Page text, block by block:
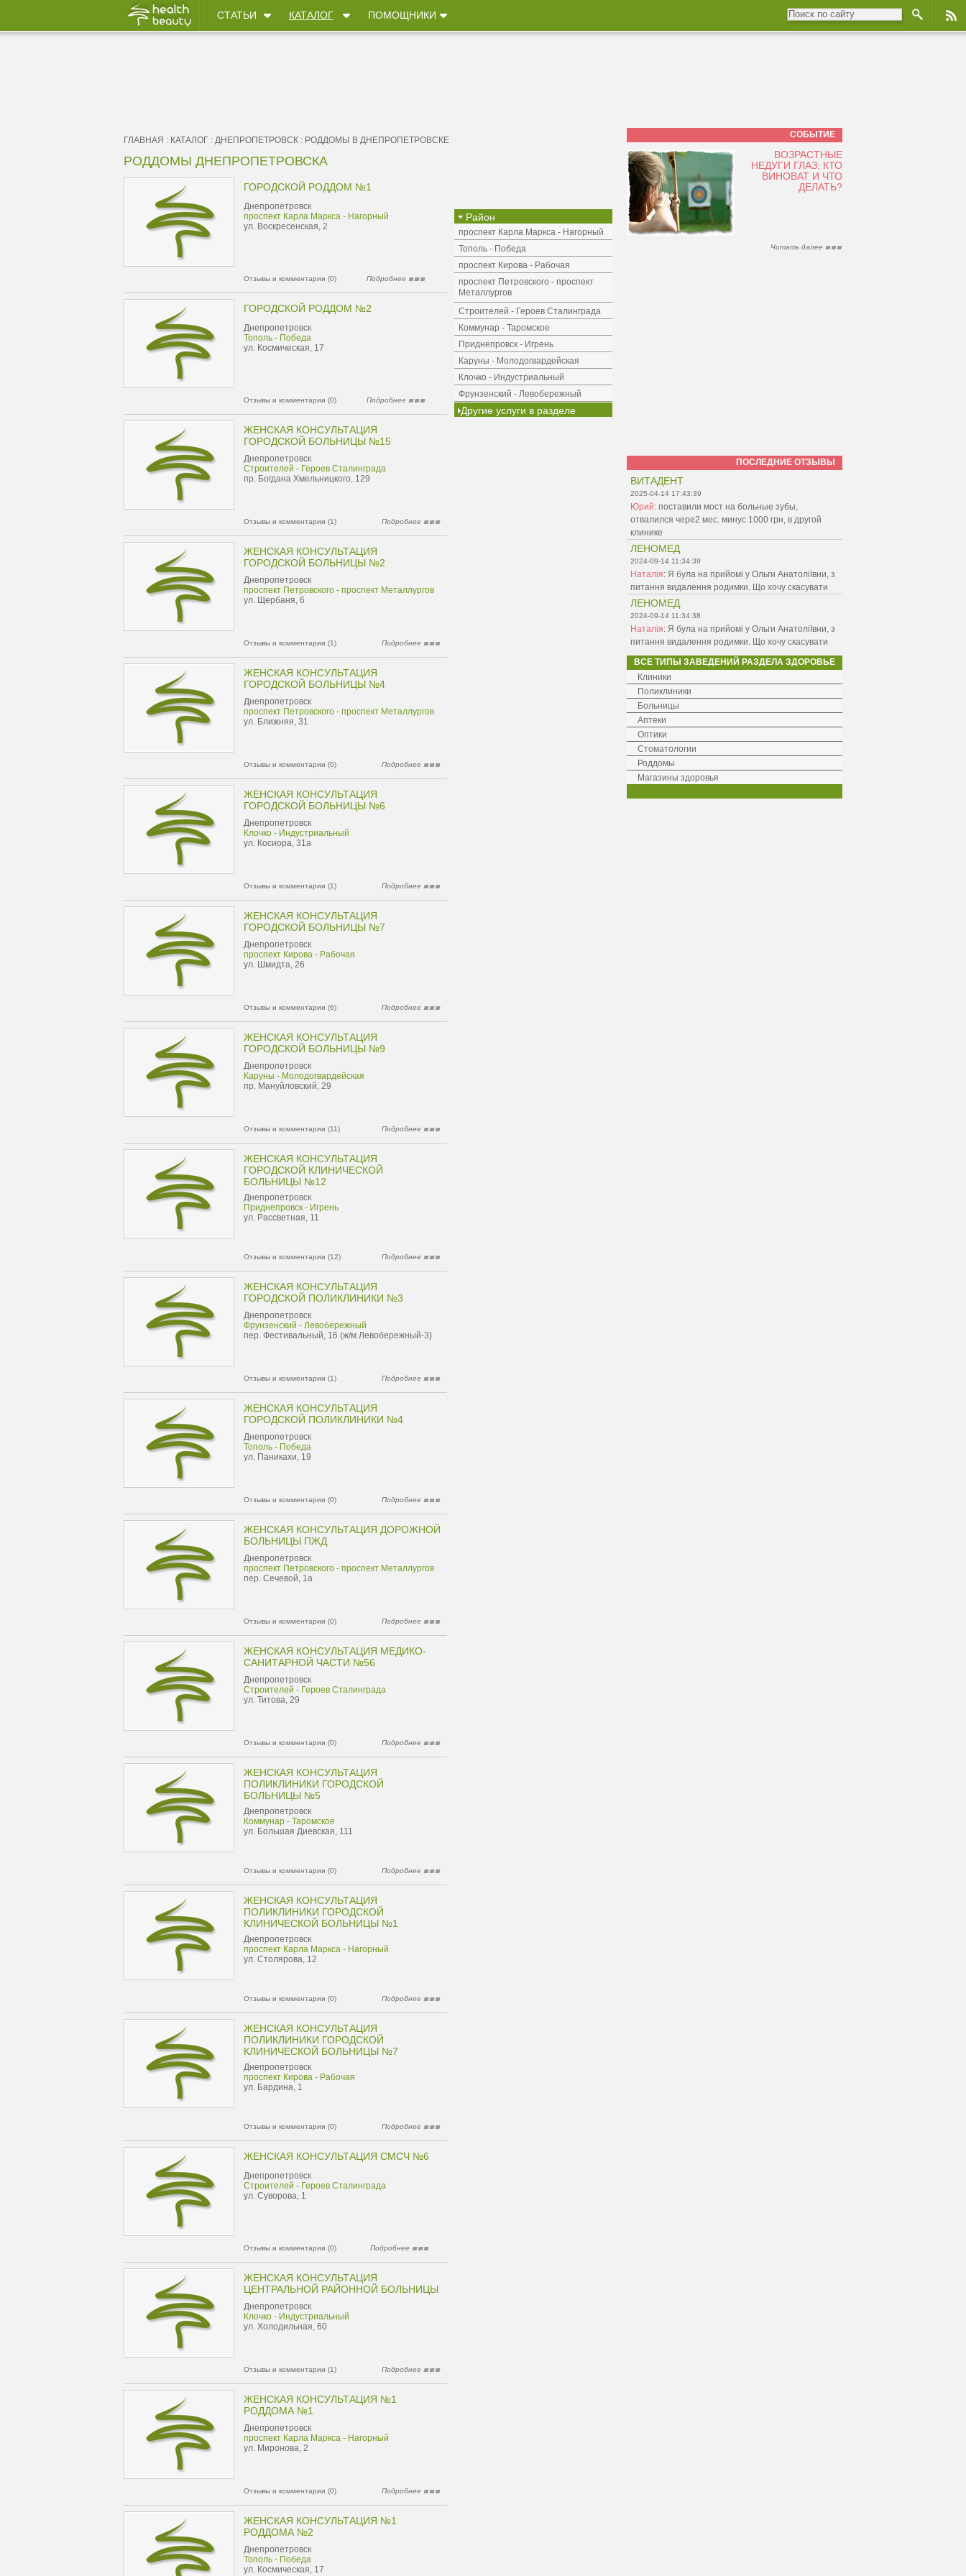
СТАТЬИ КАТАЛОГ ПОМОЩНИКИ
ГЛАВНАЯ : КАТАЛОГ : ДНЕПРОПЕТРОВСК : РОДДОМЫ В ДНЕПРОПЕТРОВСКЕ
РОДДОМЫ ДНЕПРОПЕТРОВСКА
ГОРОДСКОЙ РОДДОМ №1
Днепропетровск
проспект Карла Маркса - Нагорный
ул. Воскресенская, 2
Отзывы и комментарии (0) Подробнее
ГОРОДСКОЙ РОДДОМ №2
Днепропетровск
Тополь - Победа
ул. Космическая, 17
Отзывы и комментарии (0) Подробнее
ЖЕНСКАЯ КОНСУЛЬТАЦИЯ
ГОРОДСКОЙ БОЛЬНИЦЫ №15
Днепропетровск
Строителей - Героев Сталинграда
пр. Богдана Хмельницкого, 129
Отзывы и комментарии (1) Подробнее
ЖЕНСКАЯ КОНСУЛЬТАЦИЯ
ГОРОДСКОЙ БОЛЬНИЦЫ №2
Днепропетровск
проспект Петровского - проспект Металлургов
ул. Щербаня, 6
Отзывы и комментарии (1) Подробнее
ЖЕНСКАЯ КОНСУЛЬТАЦИЯ
ГОРОДСКОЙ БОЛЬНИЦЫ №4
Днепропетровск
проспект Петровского - проспект Металлургов
ул. Ближняя, 31
Отзывы и комментарии (0) Подробнее
ЖЕНСКАЯ КОНСУЛЬТАЦИЯ
ГОРОДСКОЙ БОЛЬНИЦЫ №6
Днепропетровск
Клочко - Индустриальный
ул. Косиора, 31а
Отзывы и комментарии (1) Подробнее
ЖЕНСКАЯ КОНСУЛЬТАЦИЯ
ГОРОДСКОЙ БОЛЬНИЦЫ №7
Днепропетровск
проспект Кирова - Рабочая
ул. Шмидта, 26
Отзывы и комментарии (6) Подробнее
ЖЕНСКАЯ КОНСУЛЬТАЦИЯ
ГОРОДСКОЙ БОЛЬНИЦЫ №9
Днепропетровск
Каруны - Молодогвардейская
пр. Мануйловский, 29
Отзывы и комментарии (11) Подробнее
ЖЕНСКАЯ КОНСУЛЬТАЦИЯ
ГОРОДСКОЙ КЛИНИЧЕСКОЙ
БОЛЬНИЦЫ №12
Днепропетровск
Приднепровск - Игрень
ул. Рассветная, 11
Отзывы и комментарии (12) Подробнее
ЖЕНСКАЯ КОНСУЛЬТАЦИЯ
ГОРОДСКОЙ ПОЛИКЛИНИКИ №3
Днепропетровск
Фрунзенский - Левобережный
пер. Фестивальный, 16 (ж/м Левобережный-3)
Отзывы и комментарии (1) Подробнее
ЖЕНСКАЯ КОНСУЛЬТАЦИЯ
ГОРОДСКОЙ ПОЛИКЛИНИКИ №4
Днепропетровск
Тополь - Победа
ул. Паникахи, 19
Отзывы и комментарии (0) Подробнее
ЖЕНСКАЯ КОНСУЛЬТАЦИЯ ДОРОЖНОЙ
БОЛЬНИЦЫ ПЖД
Днепропетровск
проспект Петровского - проспект Металлургов
пер. Сечевой, 1а
Отзывы и комментарии (0) Подробнее
ЖЕНСКАЯ КОНСУЛЬТАЦИЯ МЕДИКО-
САНИТАРНОЙ ЧАСТИ №56
Днепропетровск
Строителей - Героев Сталинграда
ул. Титова, 29
Отзывы и комментарии (0) Подробнее
ЖЕНСКАЯ КОНСУЛЬТАЦИЯ
ПОЛИКЛИНИКИ ГОРОДСКОЙ
БОЛЬНИЦЫ №5
Днепропетровск
Коммунар - Таромское
ул. Большая Диевская, 111
Отзывы и комментарии (0) Подробнее
ЖЕНСКАЯ КОНСУЛЬТАЦИЯ
ПОЛИКЛИНИКИ ГОРОДСКОЙ
КЛИНИЧЕСКОЙ БОЛЬНИЦЫ №1
Днепропетровск
проспект Карла Маркса - Нагорный
ул. Столярова, 12
Отзывы и комментарии (0) Подробнее
ЖЕНСКАЯ КОНСУЛЬТАЦИЯ
ПОЛИКЛИНИКИ ГОРОДСКОЙ
КЛИНИЧЕСКОЙ БОЛЬНИЦЫ №7
Днепропетровск
проспект Кирова - Рабочая
ул. Бардина, 1
Отзывы и комментарии (0) Подробнее
ЖЕНСКАЯ КОНСУЛЬТАЦИЯ СМСЧ №6
Днепропетровск
Строителей - Героев Сталинграда
ул. Суворова, 1
Отзывы и комментарии (0) Подробнее
ЖЕНСКАЯ КОНСУЛЬТАЦИЯ
ЦЕНТРАЛЬНОЙ РАЙОННОЙ БОЛЬНИЦЫ
Днепропетровск
Клочко - Индустриальный
ул. Холодильная, 60
Отзывы и комментарии (1) Подробнее
ЖЕНСКАЯ КОНСУЛЬТАЦИЯ №1
РОДДОМА №1
Днепропетровск
проспект Карла Маркса - Нагорный
ул. Миронова, 2
Отзывы и комментарии (0) Подробнее
ЖЕНСКАЯ КОНСУЛЬТАЦИЯ №1
РОДДОМА №2
Днепропетровск
Тополь - Победа
ул. Космическая, 17
Район
проспект Карла Маркса - Нагорный
Тополь - Победа
проспект Кирова - Рабочая
проспект Петровского - проспект
Металлургов
Строителей - Героев Сталинграда
Коммунар - Таромское
Приднепровск - Игрень
Каруны - Молодогвардейская
Клочко - Индустриальный
Фрунзенский - Левобережный
Другие услуги в разделе
СОБЫТИЕ
ВОЗРАСТНЫЕ
НЕДУГИ ГЛАЗ: КТО
ВИНОВАТ И ЧТО
ДЕЛАТЬ?
Читать далее
ПОСЛЕДНИЕ ОТЗЫВЫ
ВИТАДЕНТ
2025-04-14 17:43:39
Юрий: поставили мост на больные зубы,
отвалился чере2 мес. минус 1000 грн, в другой
клинике
ЛЕНОМЕД
2024-09-14 11:34:39
Наталія: Я була на прийомі у Ольги АнатоліІвни, з
питання видалення родимки. Що хочу скасувати
ЛЕНОМЕД
2024-09-14 11:34:38
Наталія: Я була на прийомі у Ольги АнатоліІвни, з
питання видалення родимки. Що хочу скасувати
ВСЕ ТИПЫ ЗАВЕДЕНИЙ РАЗДЕЛА ЗДОРОВЬЕ
Клиники
Поликлиники
Больницы
Аптеки
Оптики
Стоматологии
Роддомы
Магазины здоровья